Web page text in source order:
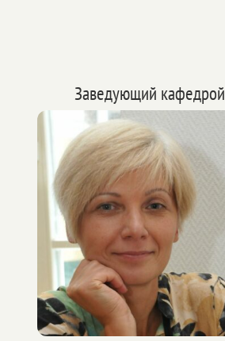
Заведующий кафедрой